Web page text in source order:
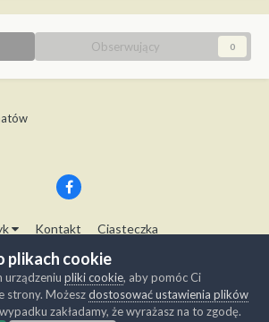
Obserwujący 0
Kontakt Ciasteczka
Copyright © Modelwork.pl
by Invision Community
plikach cookie
urządzeniu pliki cookie, aby pomóc Ci
strony. Możeszdostosować ustawienia plików
zakładamy, że wyrażasz na to zgodę.